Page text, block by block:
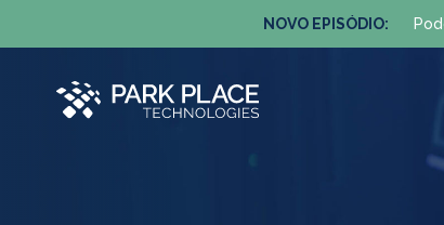
NOVO EPISÓDIO: